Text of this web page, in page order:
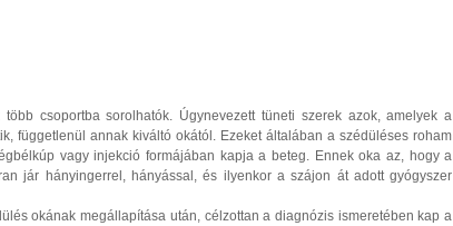
csoportba sorolhatók. Úgynevezett tüneti szerek azok, amelyek a
függetlenül annak kiváltó okától. Ezeket általában a szédüléses roham
vagy injekció formájában kapja a beteg. Ennek oka az, hogy a
jár hányingerrel, hányással, és ilyenkor a szájon át adott gyógyszer
okának megállapítása után, célzottan a diagnózis ismeretében kap a